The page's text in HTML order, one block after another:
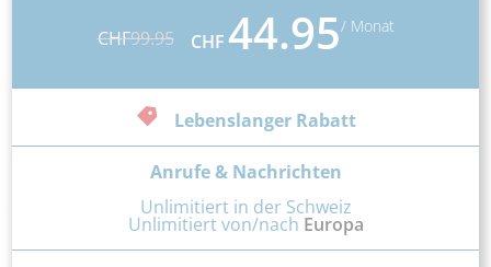
CHF99.95 CHF44.95/ Monat
Lebenslanger Rabatt
Anrufe & Nachrichten
Unlimitiert in der Schweiz
Unlimitiert von/nach Europa